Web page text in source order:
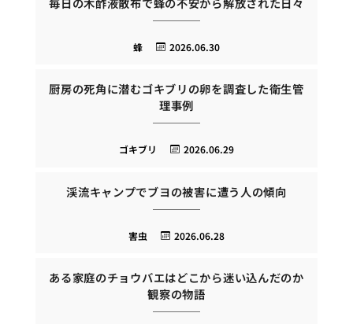
2026.06.30
蜂
厨房の死角に潜むゴキブリの卵を調査した衛生管
理事例
2026.06.29
ゴキブリ
渓流キャンプでブヨの被害に遭う人の傾向
2026.06.28
害虫
ある家庭のチョウバエはどこから迷い込んだのか
観察の物語